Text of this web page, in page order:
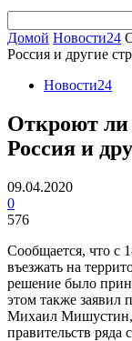
Домой Новости24
Россия и другие
Новости24
Откроют ли
Россия и
09.04.2020
0
576
Сообщается, что с
въезжать на
решение было
этом также заявил
Михаил Мишустин,
правительств ряда